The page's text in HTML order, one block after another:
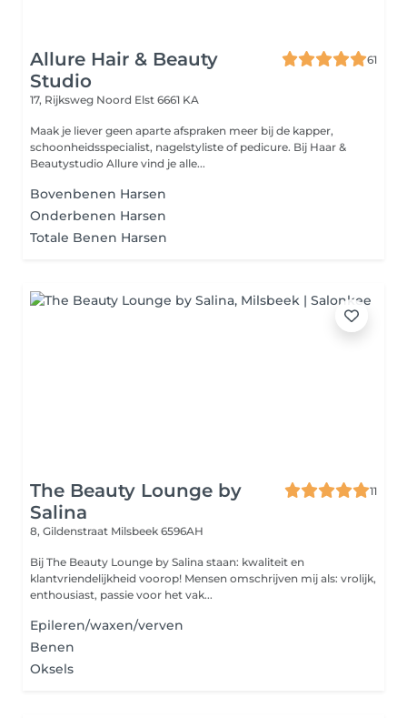
Allure Hair & Beauty
Studio
61
17, Rijksweg Noord Elst 6661 KA
Maak je liever geen aparte afspraken meer bij de kapper,
schoonheidsspecialist, nagelstyliste of pedicure. Bij Haar &
Beautystudio Allure vind je alle...
Bovenbenen Harsen
Onderbenen Harsen
Totale Benen Harsen
The Beauty Lounge by
Salina
11
8, Gildenstraat Milsbeek 6596AH
Bij The Beauty Lounge by Salina staan: kwaliteit en
klantvriendelijkheid voorop! Mensen omschrijven mij als: vrolijk,
enthousiast, passie voor het vak...
Epileren/waxen/verven
Benen
Oksels